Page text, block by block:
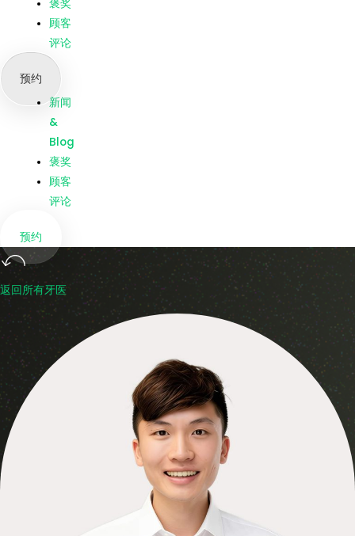
式
关于
关于
我们
新闻
&
Blog
褒奖
顾客
评论
预约
褒奖
顾客
评论
预约
返回所有牙医